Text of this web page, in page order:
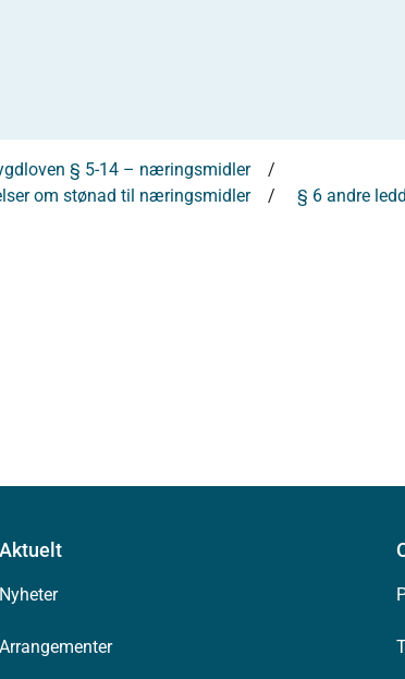
§ 5-14 – næringsmidler
om stønad til næringsmidler
§ 6 andre ledd
Aktuelt
Nyheter
Arrangementer